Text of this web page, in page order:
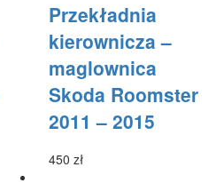
ma
wariantów.
Opcje
wybrać
na
Przekładnia
kierownicza –
maglownica
Skoda Roomster
2011 – 2015
450 zł